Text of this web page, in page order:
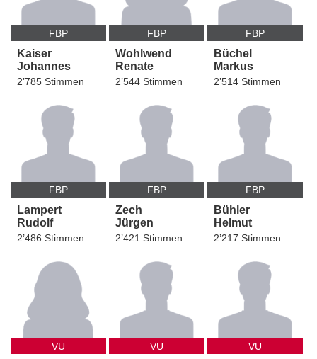
FBP
Kaiser
Johannes
2’785 Stimmen
FBP
Wohlwend
Renate
2’544 Stimmen
FBP
Büchel
Markus
2’514 Stimmen
FBP
Lampert
Rudolf
2’486 Stimmen
FBP
Zech
Jürgen
2’421 Stimmen
FBP
Bühler
Helmut
2’217 Stimmen
VU VU VU